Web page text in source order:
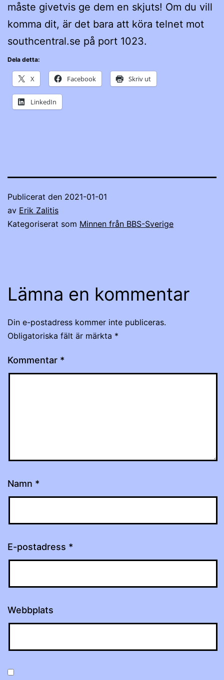
måste givetvis ge dem en skjuts! Om du vill
komma dit, är det bara att köra telnet mot
southcentral.se på port 1023.
Dela detta:
X Facebook Skriv ut
LinkedIn
Publicerat den 2021-01-01
av Erik Zalitis
Kategoriserat som Minnen från BBS-Sverige
Lämna en kommentar
Din e-postadress kommer inte publiceras.
Obligatoriska fält är märkta *
Kommentar *
Namn *
E-postadress *
Webbplats